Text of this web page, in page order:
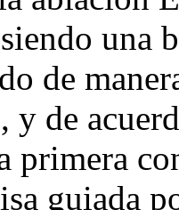
una
de
y de
primera
guiada